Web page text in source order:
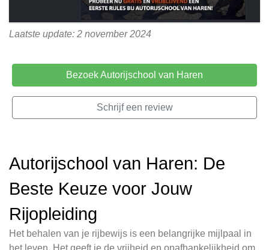
Laatste update: 2 november 2024
Bezoek Autorijschool van Haren
Schrijf een review
Autorijschool van Haren: De
Beste Keuze voor Jouw
Rijopleiding
Het behalen van je rijbewijs is een belangrijke mijlpaal in